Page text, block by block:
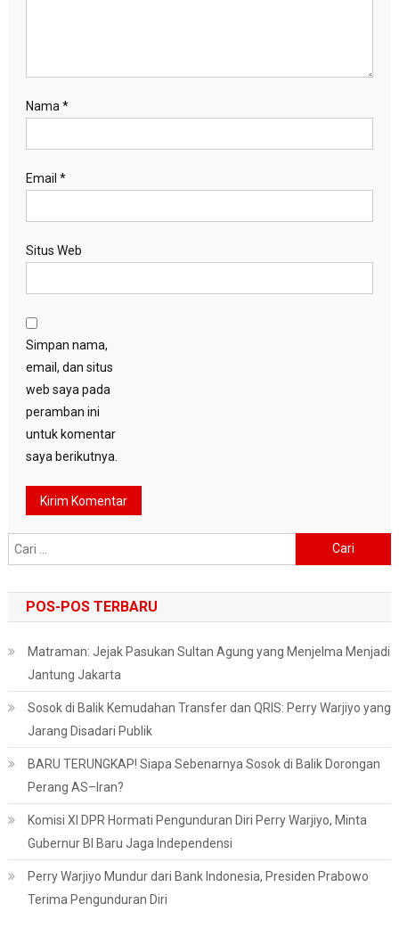
Nama *
Email *
Situs Web
Simpan nama,
email, dan situs
web saya pada
peramban ini
untuk komentar
saya berikutnya.
untuk:
POS-POS TERBARU
Matraman: Jejak Pasukan Sultan Agung yang Menjelma Menjadi
Jantung Jakarta
Sosok di Balik Kemudahan Transfer dan QRIS: Perry Warjiyo yang
Jarang Disadari Publik
BARU TERUNGKAP! Siapa Sebenarnya Sosok di Balik Dorongan
Perang AS–Iran?
Komisi XI DPR Hormati Pengunduran Diri Perry Warjiyo, Minta
Gubernur BI Baru Jaga Independensi
Perry Warjiyo Mundur dari Bank Indonesia, Presiden Prabowo
Terima Pengunduran Diri